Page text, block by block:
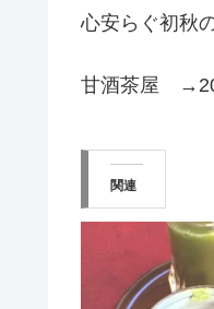
心安らぐ初秋
甘酒茶屋
関連